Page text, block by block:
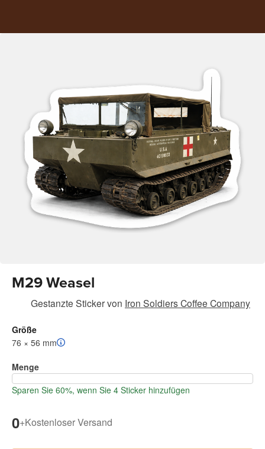
M29 Weasel
Gestanzte Stickervon Iron Soldiers Coffee Company
Größe
76 × 56 mm
Menge
Sparen Sie 60%, wenn Sie 4 Sticker hinzufügen
0+Kostenloser Versand